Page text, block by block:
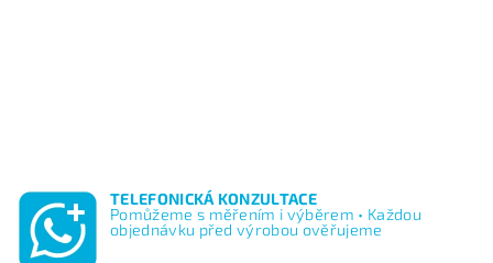
TELEFONICKÁ KONZULTACE
Pomůžeme s měřením i výběrem • Každou
objednávku před výrobou ověřujeme